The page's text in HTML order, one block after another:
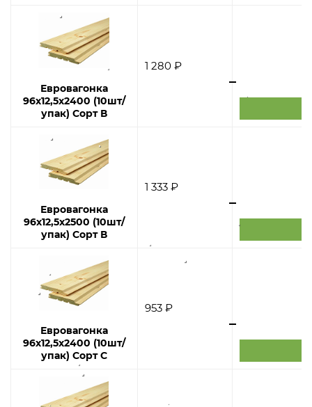
Евровагонка
96х12,5х2400 (10шт/
упак) Сорт В
1 280 ₽
Евровагонка
96х12,5х2500 (10шт/
упак) Сорт В
1 333 ₽
Евровагонка
96х12,5х2400 (10шт/
упак) Сорт С
953 ₽